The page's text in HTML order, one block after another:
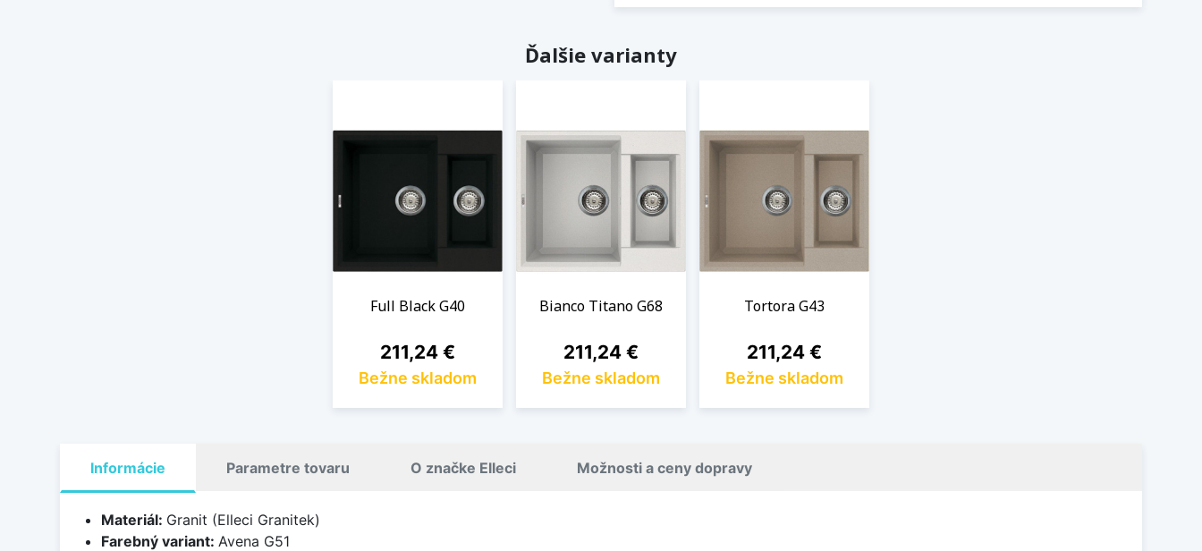
Ďalšie varianty
Full Black G40
Cena
211,24 €
Bežne skladom
Bianco Titano G68
Cena
211,24 €
Bežne skladom
Tortora G43
Cena
211,24 €
Bežne skladom
Informácie Parametre tovaru O značke Elleci Možnosti a ceny dopravy
Materiál: Granit (Elleci Granitek)
Farebný variant: Avena G51